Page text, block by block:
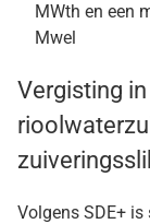
MWth en een
Mwel
Vergisting in
Volgens SDE+